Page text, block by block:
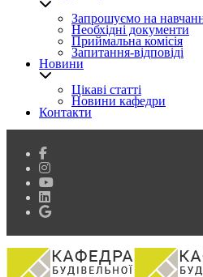
Запрошуємо на
Необхідні документи
Приймальна комісія
Запитання-відповіді
Новини
Цікаві статті
Новини кафедри
Контакти